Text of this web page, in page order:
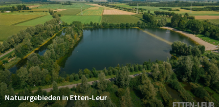
Natuurgebieden in Etten-Leur